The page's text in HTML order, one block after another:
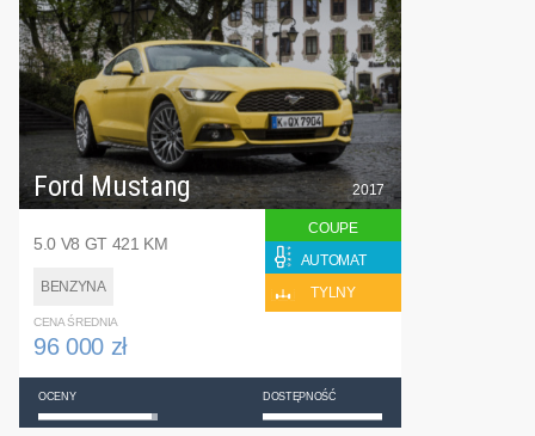
Ford Mustang
5.0 V8 GT 421 KM
BENZYNA
2017
COUPE
AUTOMAT
TYLNY
CENA ŚREDNIA
96 000 zł
OCENY DOSTĘPNOŚĆ